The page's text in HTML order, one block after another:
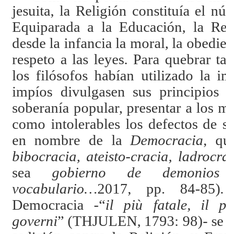
jesuita, la Religión constituía el
Equiparada a la Educación, la
desde la infancia la moral, la
respeto a las leyes. Para quebrar
los filósofos habían utilizado la
impíos divulgasen sus
soberanía popular, presentar a los
como intolerables los defectos de
en nombre de laDemocracia,
bibocracia, ateisto-cracia,
sea gobierno de
vocabulario…2017, pp. 84-85).
Democracia -“il più fatale, il
governi” (THJULEN, 1793: 98)-